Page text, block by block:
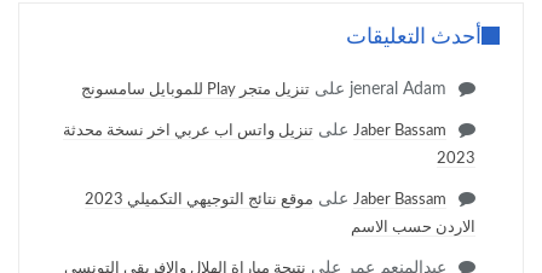
أحدث التعليقات
jeneral Adam على تنزيل متجر Play للموبايل سامسونج
Jaber Bassam على تنزيل واتس اب عربي اخر نسخة محدثة
2023
Jaber Bassam على
موقع نتائج التوجيهي التكميلي 2023
الاردن حسب الاسم
عبدالمنعم عمر على نتيجة مباراة الهلال والافريقي التونسي